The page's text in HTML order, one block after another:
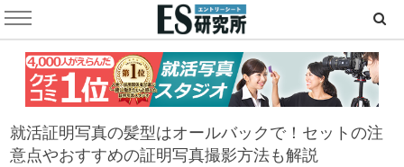
就活証明写真の髪型はオールバックで！セットの注
意点やおすすめの証明写真撮影方法も解説